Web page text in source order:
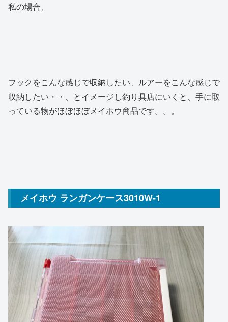
私の場合、
フックをこんな感じで収納したい、ルアーをこんな感じで
収納したい・・、とイメージし釣り具店にいくと、手に取
っている物がほぼほぼメイホウ商品です。。。
メイホウ ランガンケース3010W-1